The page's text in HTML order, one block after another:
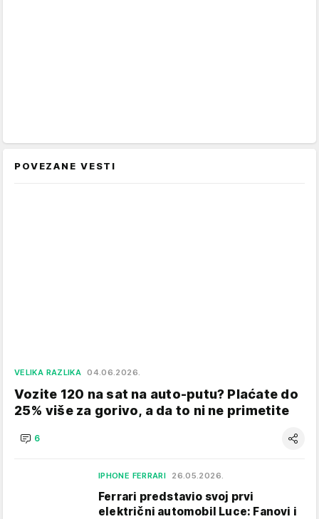
POVEZANE VESTI
VELIKA RAZLIKA 04.06.2026.
Vozite 120 na sat na auto-putu? Plaćate do
25% više za gorivo, a da to ni ne primetite
6
IPHONE FERRARI 26.05.2026.
Ferrari predstavio svoj prvi
električni automobil Luce: Fanovi i